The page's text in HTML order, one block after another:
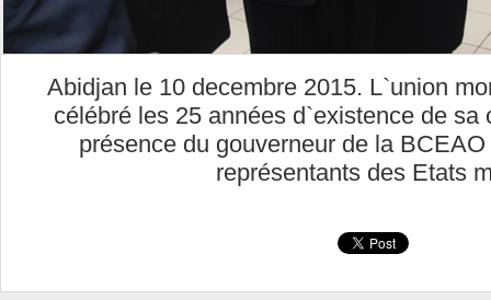
Abidjan le 10 decembre 2015. L`union
célébré les 25 années d`existence de sa
présence du gouverneur de la
représentants des Etats